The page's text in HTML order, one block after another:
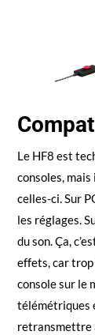
Le HF8 est
consoles,
celles-ci. Sur
les réglages.
du son. Ça,
effets, car trop
console sur le
télémétriques
retransmettre